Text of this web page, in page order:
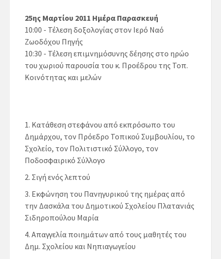
25ης Μαρτίου 2011 Ημέρα Παρασκευή
10:00 - Τέλεση δοξολογίας στον Ιερό Ναό
Ζωοδόχου Πηγής
10:30 - Τέλεση επιμνημόσυνης δέησης στο ηρώο
του χωριού παρουσία του κ. Προέδρου της Τοπ.
Κοινότητας και μελών
Κατάθεση στεφάνου από εκπρόσωπο του
Δημάρχου, τον Πρόεδρο Τοπικού Συμβουλίου, το
Σχολείο, τον Πολιτιστικό Σύλλογο, τον
Ποδοσφαιρικό Σύλλογο
Σιγή ενός λεπτού
Εκφώνηση του Πανηγυρικού της ημέρας από
την Δασκάλα του Δημοτικού Σχολείου Πλατανιάς
Σιδηροπούλου Μαρία
Απαγγελία ποιημάτων από τους μαθητές του
Δημ. Σχολείου και Νηπιαγωγείου